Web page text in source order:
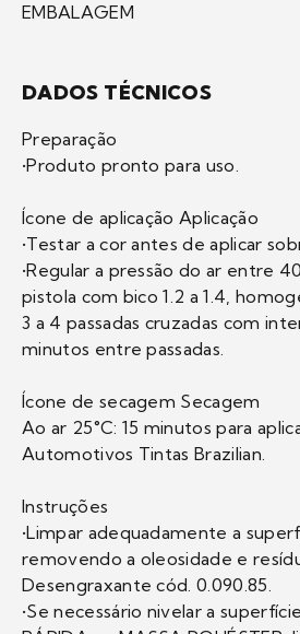
EMBALAGEM
DADOS TÉCNICOS
Preparação
•Produto pronto para uso.
Ícone de aplicação Aplicação
•Testar a cor antes de aplicar
•Regular a pressão do ar entre
pistola com bico 1.2 a 1.4,
3 a 4 passadas cruzadas com
minutos entre passadas.
Ícone de secagem Secagem
Ao ar 25°C: 15 minutos para
Automotivos Tintas Brazilian.
Instruções
•Limpar adequadamente a
removendo a oleosidade e
Desengraxante cód. 0.090.85.
•Se necessário nivelar a